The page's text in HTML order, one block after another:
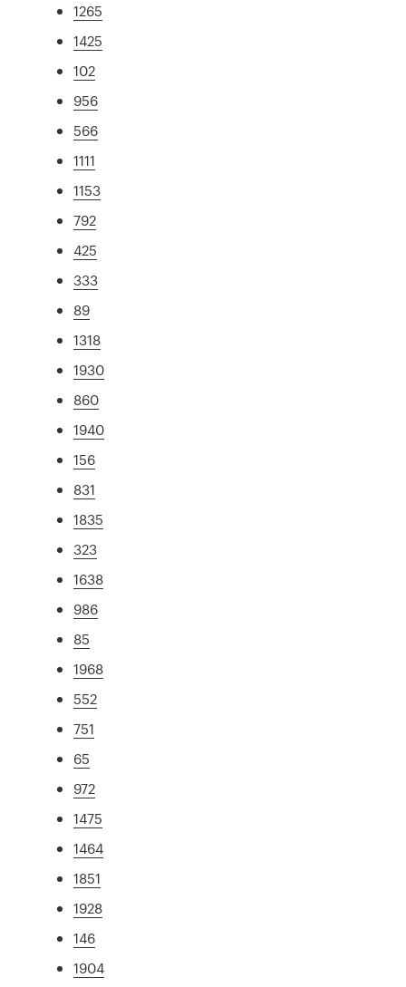
1265
1425
102
956
566
1111
1153
792
425
333
89
1318
1930
860
1940
156
831
1835
323
1638
986
85
1968
552
751
65
972
1475
1464
1851
1928
146
1904